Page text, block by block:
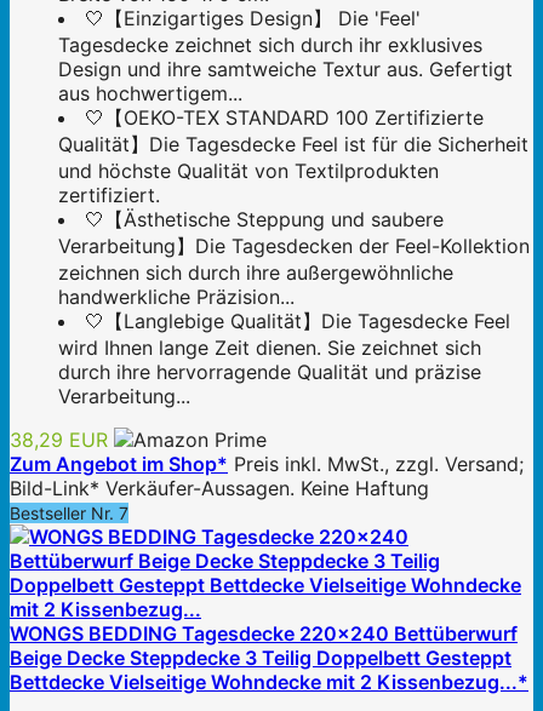
🤍【Einzigartiges Design】 Die 'Feel'
Tagesdecke zeichnet sich durch ihr exklusives
Design und ihre samtweiche Textur aus. Gefertigt
aus hochwertigem...
🤍【OEKO-TEX STANDARD 100 Zertifizierte
Qualität】Die Tagesdecke Feel ist für die Sicherheit
und höchste Qualität von Textilprodukten
zertifiziert.
🤍【Ästhetische Steppung und saubere
Verarbeitung】Die Tagesdecken der Feel-Kollektion
zeichnen sich durch ihre außergewöhnliche
handwerkliche Präzision...
🤍【Langlebige Qualität】Die Tagesdecke Feel
wird Ihnen lange Zeit dienen. Sie zeichnet sich
durch ihre hervorragende Qualität und präzise
Verarbeitung...
38,29 EUR
Zum Angebot im Shop* Preis inkl. MwSt., zzgl. Versand;
Bild-Link* Verkäufer-Aussagen. Keine Haftung
Bestseller Nr. 7
WONGS BEDDING Tagesdecke 220x240 Bettüberwurf
Beige Decke Steppdecke 3 Teilig Doppelbett Gesteppt
Bettdecke Vielseitige Wohndecke mit 2 Kissenbezug...*